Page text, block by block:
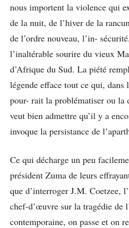
nous importent la violence qui
de la nuit, de l’hiver de la
de l’ordre nouveau, l’in-
l’inaltérable sourire du vieux
d’Afrique du Sud. La piété
légende efface tout ce qui, dans
pour- rait la problématiser ou la
veut bien admettre qu’il y a
invoque la persistance de
Ce qui décharge un peu
président Zuma de leurs
que d’interroger J.M. Coetzee,
chef-d’œuvre sur la tragédie de
contemporaine, on passe et on